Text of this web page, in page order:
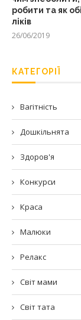
робити та як
ліків
26/06/2019
КАТЕГОРІЇ
Вагітність
Дошкільнята
Здоров'я
Конкурси
Краса
Малюки
Релакс
Світ мами
Світ тата